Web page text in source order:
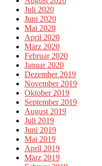
Juli 2020
Juni 2020
Mai 2020
April 2020
März 2020
Februar 2020
Januar 2020
Dezember 2019
November 2019
Oktober 2019
September 2019
August 2019
Juli 2019
Juni 2019
Mai 2019
April 2019
März 2019